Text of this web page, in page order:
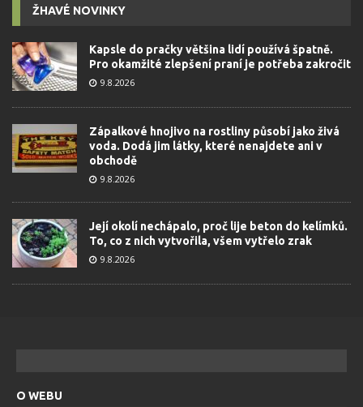
ŽHAVÉ NOVINKY
Kapsle do pračky většina lidí používá špatně.
Pro okamžité zlepšení praní je potřeba zakročit
9.8.2026
Zápalkové hnojivo na rostliny působí jako živá
voda. Dodá jim látky, které nenajdete ani v
obchodě
9.8.2026
Její okolí nechápalo, proč lije beton do kelímků.
To, co z nich vytvořila, všem vytřelo zrak
9.8.2026
O WEBU